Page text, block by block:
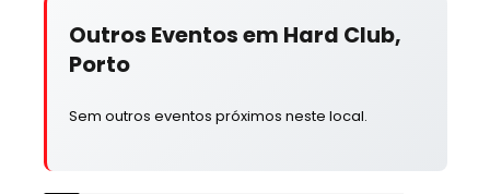
Outros Eventos em Hard Club,
Porto
Sem outros eventos próximos neste local.